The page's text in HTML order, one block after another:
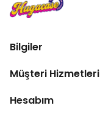
Bilgiler
Müşteri Hizmetleri
Hesabım